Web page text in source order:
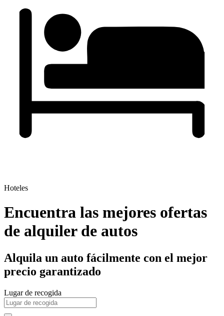
Hoteles
Encuentra las mejores ofertas
de alquiler de autos
Alquila un auto fácilmente con el mejor
precio garantizado
Lugar de recogida